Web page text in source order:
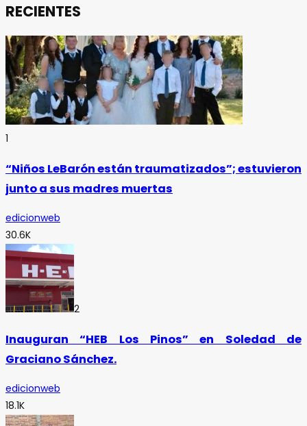
RECIENTES
1
“Niños LeBarón están traumatizados”; estuvieron
junto a sus madres muertas
edicionweb
30.6K
2
Inauguran “HEB Los Pinos” en Soledad de
Graciano Sánchez.
edicionweb
18.1K